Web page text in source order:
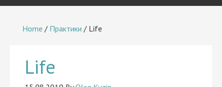
Home / Практики / Life
Life